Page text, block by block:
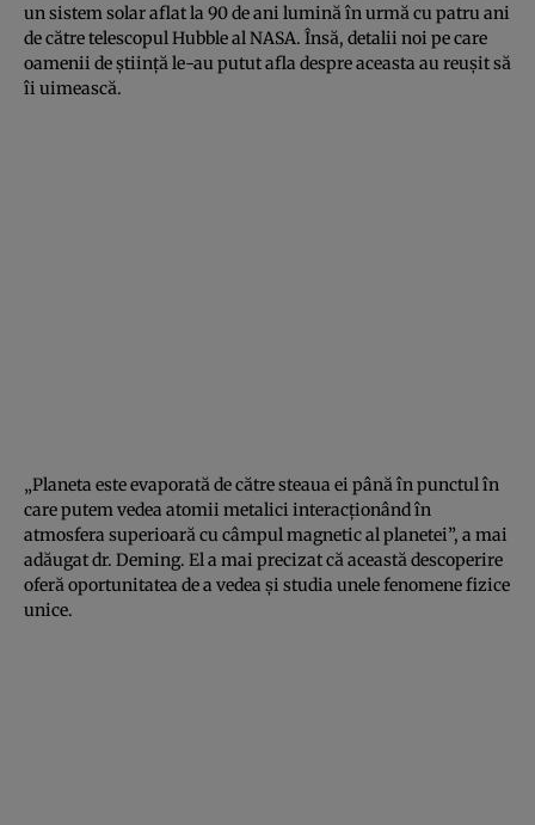
unsistem solar aflat la 90 de ani lumină în urmă cu patru ani
de către telescopul Hubble al NASA. Însă, detalii noi pe care
oamenii de ştiinţă le-au putut afla despre aceasta au reuşit să
îi uimească.
„Planeta este evaporată de către steaua ei până în punctul în
care putem vedea atomii metalici interacţionând în
atmosfera superioară cu câmpul magnetic al planetei”, a mai
adăugat dr. Deming. El a mai precizat că această descoperire
oferă oportunitatea de a vedea şi studia unele fenomene fizice
unice.